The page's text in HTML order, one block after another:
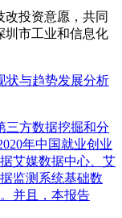
投资意愿，共同
圳市工业和信息化
状与趋势发展分析
三方数据挖掘和分
年中国就业创业
艾媒数据中心、艾
监测系统基础数
并且，本报告